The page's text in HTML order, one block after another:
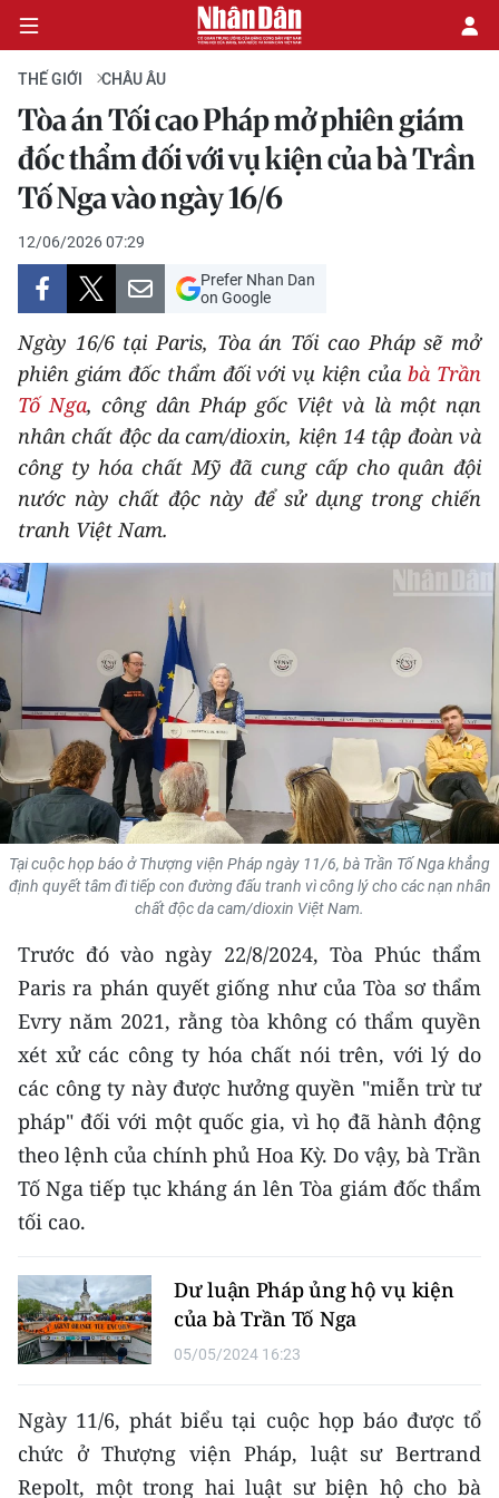
CHÍNH TRỊ
KINH TẾ
VĂN HÓA
XÃ HỘI
PHÁP LUẬT
DU LỊCH
THẾ GIỚI
THỂ THAO
GIÁO DỤC
KHOA HỌC - CÔNG NGHỆ
MÔI TRƯỜNG
BẠN ĐỌC
KIỂM CHỨNG THÔNG TIN
TRI THỨC CHUYÊN SÂU
54 DÂN TỘC VIỆT NAM
CHƯƠNG TRÌNH OCOP - MỖI XÃ
MỘT SẢN PHẨM
RADIO
MEDIA CENTER
E-Magazine
Media Chính trị
Media Kinh tế
Media Văn hóa
Media Xã hội
THẾ GIỚI CHÂU ÂU
Tòa án Tối cao Pháp mở phiên giám
đốc thẩm đối với vụ kiện của bà Trần
Tố Nga vào ngày 16/6
12/06/2026 07:29
Prefer Nhan Dan
on Google
Ngày 16/6 tại Paris, Tòa án Tối cao Pháp sẽ mở
phiên giám đốc thẩm đối với vụ kiện củabà Trần
Tố Nga, công dân Pháp gốc Việt và là một nạn
nhân chất độc da cam/dioxin, kiện 14 tập đoàn và
công ty hóa chất Mỹ đã cung cấp cho quân đội
nước này chất độc này để sử dụng trong chiến
tranh Việt Nam.
Tại cuộc họp báo ở Thượng viện Pháp ngày 11/6, bà Trần Tố Nga khẳng
định quyết tâm đi tiếp con đường đấu tranh vì công lý cho các nạn nhân
chất độc da cam/dioxin Việt Nam.
Trước đó vào ngày 22/8/2024, Tòa Phúc thẩm
Paris ra phán quyết giống như của Tòa sơ thẩm
Evry năm 2021, rằng tòa không có thẩm quyền
xét xử các công ty hóa chất nói trên, với lý do
các công ty này được hưởng quyền "miễn trừ tư
pháp" đối với một quốc gia, vì họ đã hành động
theo lệnh của chính phủ Hoa Kỳ. Do vậy, bà Trần
Tố Nga tiếp tục kháng án lên Tòa giám đốc thẩm
tối cao.
Dư luận Pháp ủng hộ vụ kiện
của bà Trần Tố Nga
05/05/2024 16:23
Ngày 11/6, phát biểu tại cuộc họp báo được tổ
chức ở Thượng viện Pháp, luật sư Bertrand
Repolt, một trong hai luật sư biện hộ cho bà